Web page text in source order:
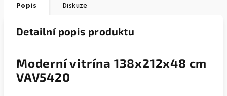
Popis Diskuze
Detailní popis produktu
Moderní vitrína 138x212x48 cm
VAV5420